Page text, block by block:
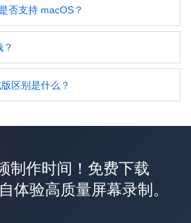
否支持 macOS？
区别是什么？
制作时间！免费下载
体验高质量屏幕录制。